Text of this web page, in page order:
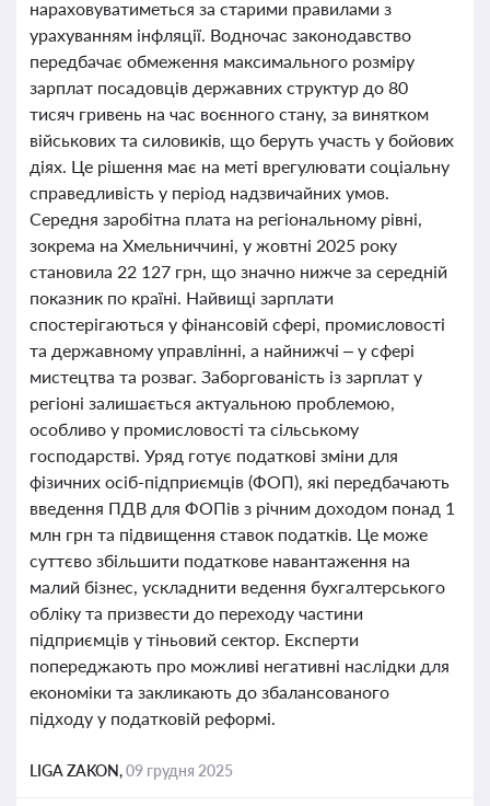
нараховуватиметься за старими правилами з
урахуванням інфляції. Водночас законодавство
передбачає обмеження максимального розміру
зарплат посадовців державних структур до 80
тисяч гривень на час воєнного стану, за винятком
військових та силовиків, що беруть участь у бойових
діях. Це рішення має на меті врегулювати соціальну
справедливість у період надзвичайних умов.
Середня заробітна плата на регіональному рівні,
зокрема на Хмельниччині, у жовтні 2025 року
становила 22 127 грн, що значно нижче за середній
показник по країні. Найвищі зарплати
спостерігаються у фінансовій сфері, промисловості
та державному управлінні, а найнижчі – у сфері
мистецтва та розваг. Заборгованість із зарплат у
регіоні залишається актуальною проблемою,
особливо у промисловості та сільському
господарстві. Уряд готує податкові зміни для
фізичних осіб-підприємців (ФОП), які передбачають
введення ПДВ для ФОПів з річним доходом понад 1
млн грн та підвищення ставок податків. Це може
суттєво збільшити податкове навантаження на
малий бізнес, ускладнити ведення бухгалтерського
обліку та призвести до переходу частини
підприємців у тіньовий сектор. Експерти
попереджають про можливі негативні наслідки для
економіки та закликають до збалансованого
підходу у податковій реформі.
LIGA ZAKON,09 грудня 2025